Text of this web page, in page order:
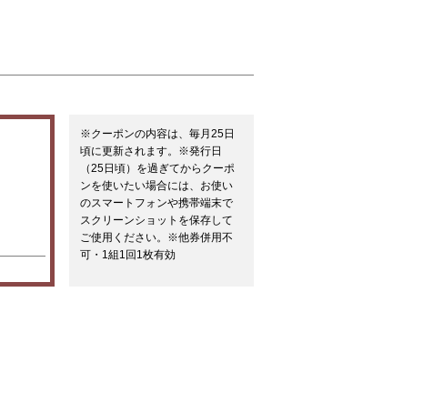
※クーポンの内容は、毎月25日
頃に更新されます。※発行日
（25日頃）を過ぎてからクーポ
ンを使いたい場合には、お使い
のスマートフォンや携帯端末で
スクリーンショットを保存して
ご使用ください。※他券併用不
可・1組1回1枚有効